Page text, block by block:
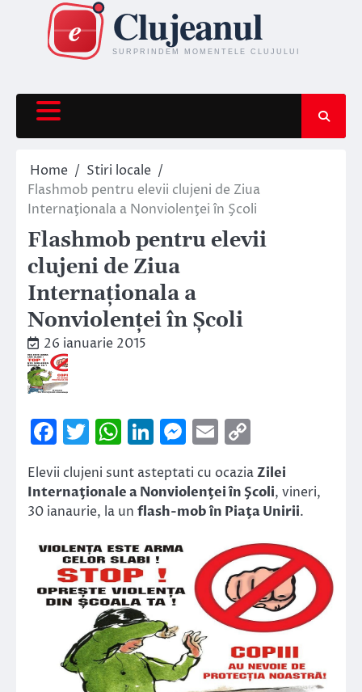
content
Home
Stiri locale
Flashmob pentru elevii clujeni de Ziua
Internaţionala a Nonviolenţei în Şcoli
Flashmob pentru elevii
clujeni de Ziua
Internaţionala a
Nonviolenţei în Şcoli
26 ianuarie 2015
Facebook
Twitter
WhatsApp
LinkedIn
Messenger
Email
Link
Elevii clujeni sunt asteptati cu ocaziaZilei
Internaţionale a Nonviolenţei în Şcoli, vineri,
30 ianaurie, la un flash-mob în Piaţa Unirii.